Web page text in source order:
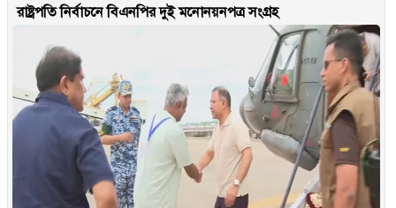
রাষ্ট্রপতি নির্বাচনে বিএনপির দুই মনোনয়নপত্র সংগ্রহ